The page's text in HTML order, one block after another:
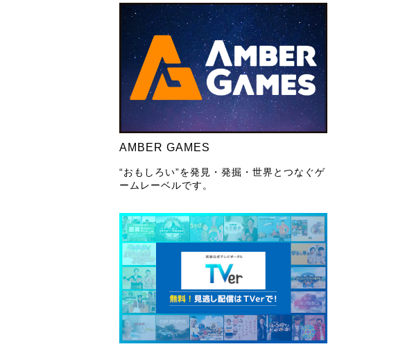
AMBER GAMES
“おもしろい”を発見・発掘・世界とつなぐゲ
ームレーベルです。